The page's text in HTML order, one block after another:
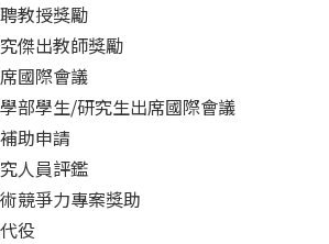
教授獎勵
傑出教師獎勵
國際會議
部學生/研究生出席國際會議
助申請
人員評鑑
競爭力專案獎助
役